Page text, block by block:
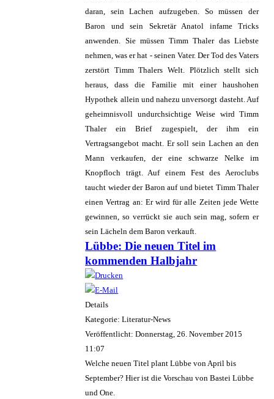
daran, sein Lachen aufzugeben. So müssen der
Baron und sein Sekretär Anatol infame Tricks
anwenden. Sie müssen Timm Thaler das Liebste
nehmen, was er hat - seinen Vater. Der Tod des Vaters
zerstört Timm Thalers Welt. Plötzlich stellt sich
heraus, dass die Familie mit einer haushohen
Hypothek allein und nahezu unversorgt dasteht. Auf
geheimnisvoll undurchsichtige Weise wird Timm
Thaler ein Brief zugespielt, der ihm ein
Vertragsangebot macht. Er soll sein Lachen an den
Mann verkaufen, der eine schwarze Nelke im
Knopfloch trägt. Auf einem Fest des Aeroclubs
taucht wieder der Baron auf und bietet Timm Thaler
einen Vertrag an: Er wird für alle Zeiten jede Wette
gewinnen, so verrückt sie auch sein mag, sofern er
sein Lächeln dem Baron verkauft.
Lübbe: Die neuen Titel im
kommenden Halbjahr
Details
Kategorie: Literatur-News
Veröffentlicht: Donnerstag, 26. November 2015
11:07
Welche neuen Titel plant Lübbe von April bis
September? Hier ist die Vorschau von Bastei Lübbe
und One.